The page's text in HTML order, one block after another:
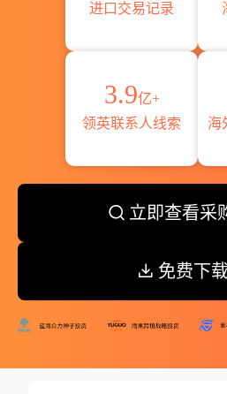
进口交易记录
3.9亿+
领英联系人线索
海
立即查看采
免费下